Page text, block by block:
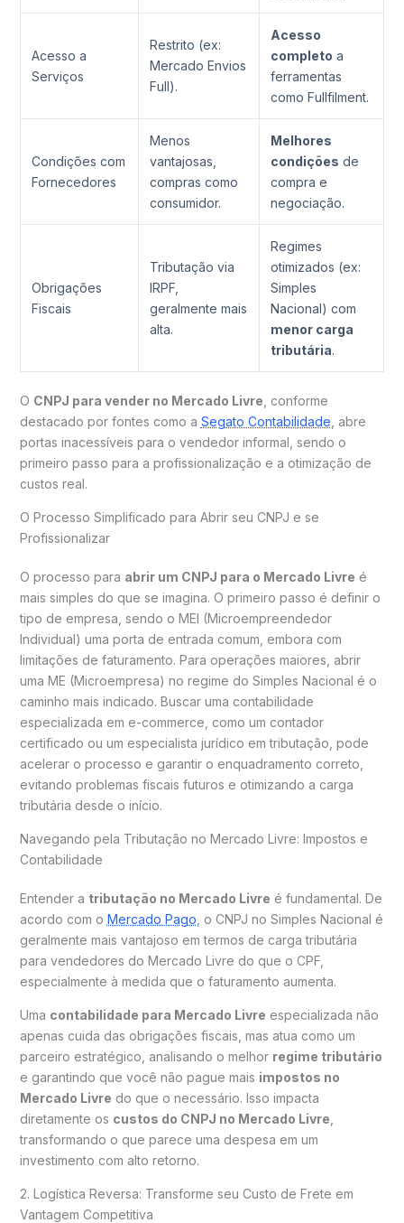
Acesso a
Serviços
Restrito (ex:
Mercado Envios
Full).
Acesso
completo a
ferramentas
como Fullfilment.
Condições com
Fornecedores
Menos
vantajosas,
compras como
consumidor.
Melhores
condições de
compra e
negociação.
Obrigações
Fiscais
Tributação via
IRPF,
geralmente mais
alta.
Regimes
otimizados (ex:
Simples
Nacional) com
menor carga
tributária.
O CNPJ para vender no Mercado Livre , conforme
destacado por fontes como a Segato Contabilidade , abre
portas inacessíveis para o vendedor informal, sendo o
primeiro passo para a profissionalização e a otimização de
custos real.
O Processo Simplificado para Abrir seu CNPJ e se
Profissionalizar
O processo para abrir um CNPJ para o Mercado Livre é
mais simples do que se imagina. O primeiro passo é definir o
tipo de empresa, sendo o MEI (Microempreendedor
Individual) uma porta de entrada comum, embora com
limitações de faturamento. Para operações maiores, abrir
uma ME (Microempresa) no regime do Simples Nacional é o
caminho mais indicado. Buscar uma contabilidade
especializada em e-commerce, como um contador
certificado ou um especialista jurídico em tributação, pode
acelerar o processo e garantir o enquadramento correto,
evitando problemas fiscais futuros e otimizando a carga
tributária desde o início.
Navegando pela Tributação no Mercado Livre: Impostos e
Contabilidade
Entender a tributação no Mercado Livre é fundamental. De
acordo com o Mercado Pago , o CNPJ no Simples Nacional é
geralmente mais vantajoso em termos de carga tributária
para vendedores do Mercado Livre do que o CPF,
especialmente à medida que o faturamento aumenta.
Uma contabilidade para Mercado Livre especializada não
apenas cuida das obrigações fiscais, mas atua como um
parceiro estratégico, analisando o melhor regime tributário
e garantindo que você não pague mais impostos no
Mercado Livre do que o necessário. Isso impacta
diretamente os custos do CNPJ no Mercado Livre
transformando o que parece uma despesa em um
investimento com alto retorno.
2. Logística Reversa: Transforme seu Custo de Frete em
Vantagem Competitiva